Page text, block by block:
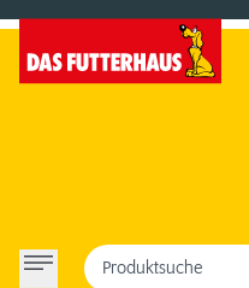
Produktsuche